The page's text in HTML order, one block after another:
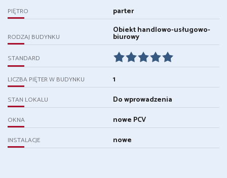
PIĘTRO parter
RODZAJ BUDYNKU
Obiekt handlowo-usługowo-
biurowy
STANDARD
LICZBA PIĘTER W BUDYNKU 1
STAN LOKALU Do wprowadzenia
OKNA nowe PCV
INSTALACJE nowe